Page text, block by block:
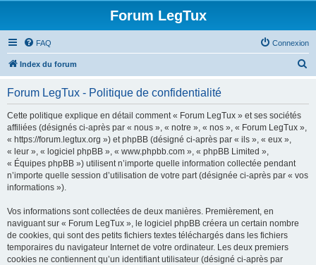
Forum LegTux
FAQ Connexion
Index du forum
Forum LegTux - Politique de confidentialité
Cette politique explique en détail comment « Forum LegTux » et ses sociétés
affiliées (désignés ci-après par « nous », « notre », « nos », « Forum LegTux »,
« https://forum.legtux.org ») et phpBB (désigné ci-après par « ils », « eux »,
« leur », « logiciel phpBB », « www.phpbb.com », « phpBB Limited »,
« Équipes phpBB ») utilisent n’importe quelle information collectée pendant
n’importe quelle session d’utilisation de votre part (désignée ci-après par « vos
informations »).
Vos informations sont collectées de deux manières. Premièrement, en
naviguant sur « Forum LegTux », le logiciel phpBB créera un certain nombre
de cookies, qui sont des petits fichiers textes téléchargés dans les fichiers
temporaires du navigateur Internet de votre ordinateur. Les deux premiers
cookies ne contiennent qu’un identifiant utilisateur (désigné ci-après par